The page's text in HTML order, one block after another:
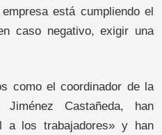
está cumpliendo el
caso negativo, exigir una
como el coordinador de la
Jiménez Castañeda, han
a los trabajadores» y han